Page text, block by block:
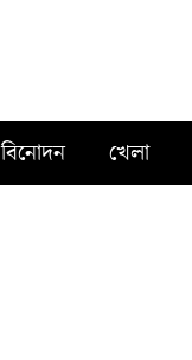
বিনোদন খেলা